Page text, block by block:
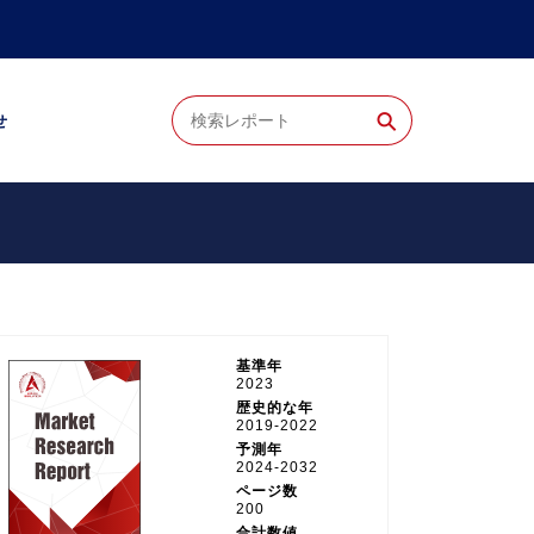
⚲
基準年
2023
歴史的な年
2019-2022
予測年
2024-2032
ページ数
200